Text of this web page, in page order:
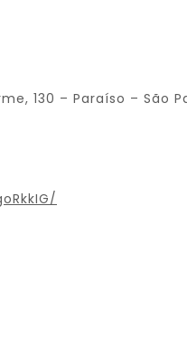
130 – Paraíso – São